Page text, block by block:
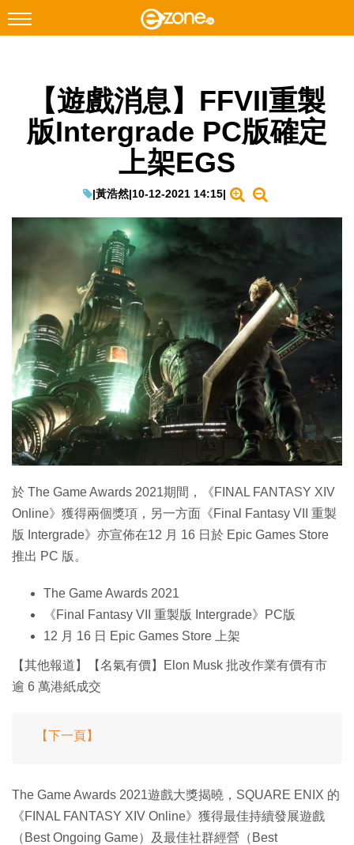
Facebook Instagram
科技焦點
教學評測
IT Times
生成式AI與雲端應用
Enterprise Digital Transformation
特集
【遊戲消息】FFVII重製
版Intergrade PC版確定
上架EGS
|黃浩然|10-12-2021 14:15|
於 The Game Awards 2021期間，《FINAL FANTASY XIV
Online》獲得兩個獎項，另一方面《Final Fantasy VII 重製
版 Intergrade》亦宣佈在12 月 16 日於 Epic Games Store
推出 PC 版。
The Game Awards 2021
《Final Fantasy VII 重製版 Intergrade》PC版
12 月 16 日 Epic Games Store 上架
【其他報道】【名氣有價】Elon Musk 批改作業有價有市
逾 6 萬港紙成交
【下一頁】
The Game Awards 2021遊戲大獎揭曉，SQUARE ENIX 的
《FINAL FANTASY XIV Online》獲得最佳持續發展遊戲
（Best Ongoing Game）及最佳社群經營（Best